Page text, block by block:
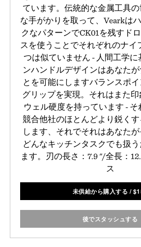
ています。伝統的な金属工具
な手がかりを取って、Vearkは
クなパターンでCK01を残すド
スを使うことでそれぞれのナイ
つは似ていません - 人間工学
ンハンドルデザインはあなた
とを可能にしますバランスポ
グリップを実現。それはまた
ウェル硬度を持っています -
競合他社のほとんどより鋭く
します、それでそれはあなた
どんなキッチンタスクでも扱
ます。刃の長さ：7.9 "/全長：
ス
未供給から購入する /$
後でスタッシュする